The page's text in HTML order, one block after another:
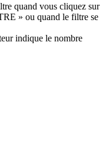
quand vous cliquez sur
» ou quand le filtre se
indique le nombre